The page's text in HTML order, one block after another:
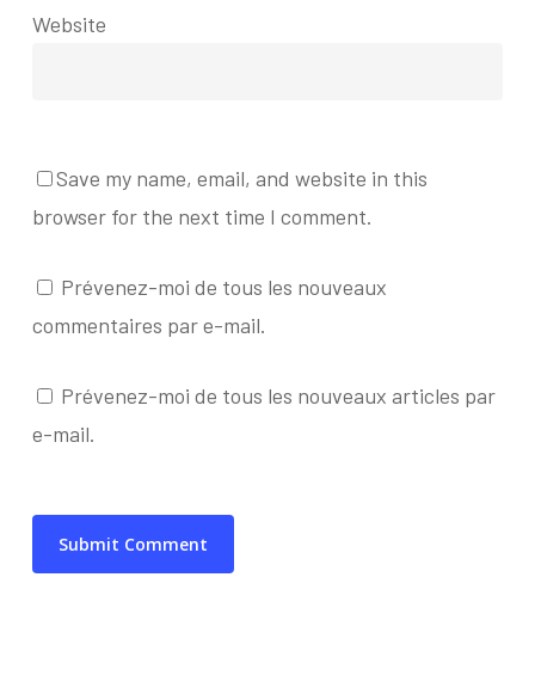
Website
Save my name, email, and website in this
browser for the next time I comment.
Prévenez-moi de tous les nouveaux
commentaires par e-mail.
Prévenez-moi de tous les nouveaux articles par
e-mail.